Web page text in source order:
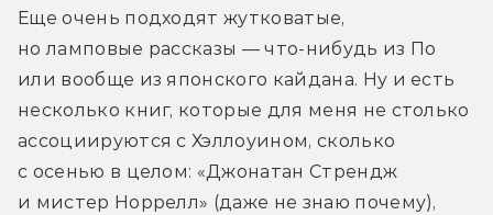
Еще очень подходят жутковатые,
но ламповые рассказы — что-нибудь из По
или вообще из японского кайдана. Ну и есть
несколько книг, которые для меня не столько
ассоциируются с Хэллоуином, сколько
с осенью в целом: «Джонатан Стрендж
и мистер Норрелл» (даже не знаю почему),